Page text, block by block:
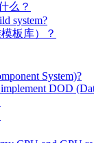
么？
system?
板库）？
System)?
DOD